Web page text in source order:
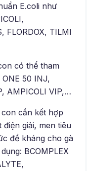
E.coli như
FLORDOX, TILMI
có thể tham
50 INJ,
AMPICOLI VIP,…
cần kết hợp
giải, men tiêu
đề kháng cho gà
BCOMPLEX